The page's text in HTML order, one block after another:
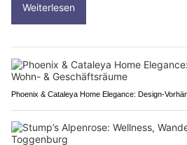
Weiterlesen
Phoenix & Cataleya Home Elegance: Design-